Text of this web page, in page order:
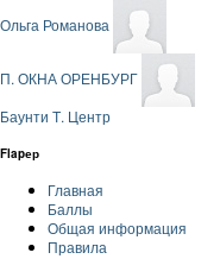
Ольга Романова
П. ОКНА ОРЕНБУРГ
Баунти Т. Центр
Flapер
Главная
Баллы
Общая информация
Правила